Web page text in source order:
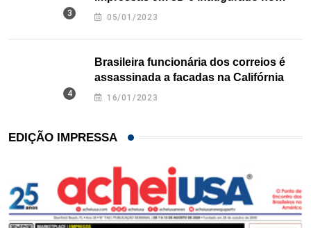
Texas
05/01/2023
Brasileira funcionária dos correios é
assassinada a facadas na Califórnia
16/01/2023
EDIÇÃO IMPRESSA